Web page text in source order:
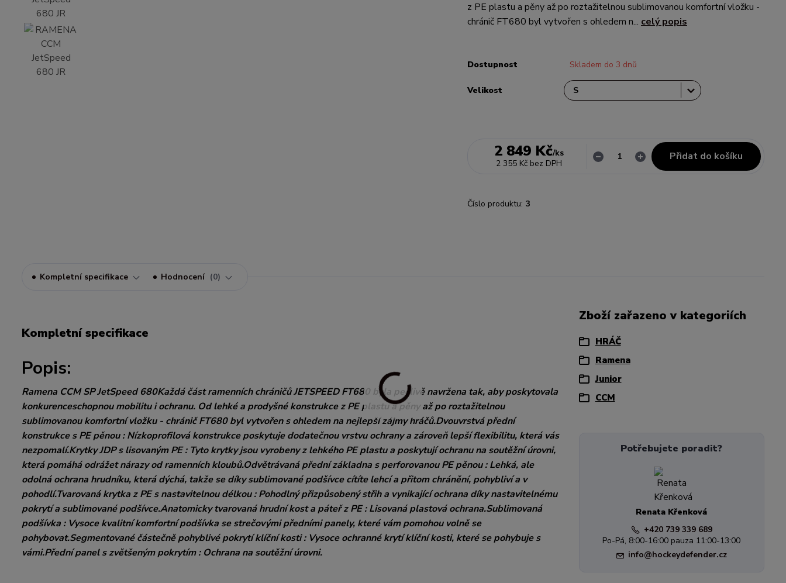
z PE plastu a pěny až po roztažitelnou sublimovanou komfortní vložku -
chránič FT680 byl vytvořen s ohledem n... celý popis
Dostupnost Skladem do 3 dnů
Velikost
2 849 Kč/ks
2 355 Kč bez DPH
Přidat do košíku
Číslo produktu: 3
Kompletní specifikace Hodnocení 0
Kompletní specifikace
Popis:
Ramena CCM SP JetSpeed 680Každá část ramenních chráničů JETSPEED FT680 byla pečlivě navržena tak, aby poskytovala
konkurenceschopnou mobilitu i ochranu. Od lehké a prodyšné konstrukce z PE plastu a pěny až po roztažitelnou
sublimovanou komfortní vložku - chránič FT680 byl vytvořen s ohledem na nejlepší zájmy hráčů.Dvouvrstvá přední
konstrukce s PE pěnou : Nízkoprofilová konstrukce poskytuje dodatečnou vrstvu ochrany a zároveň lepší flexibilitu, která vás
nezpomalí.Krytky JDP s lisovaným PE : Tyto krytky jsou vyrobeny z lehkého PE plastu a poskytují ochranu na soutěžní úrovni,
která pomáhá odrážet nárazy od ramenních kloubů.Odvětrávaná přední základna s perforovanou PE pěnou : Lehká, ale
odolná ochrana hrudníku, která dýchá, takže se díky sublimované podšívce cítíte lehcí a přitom chránění, pohybliví a v
pohodlí.Tvarovaná krytka z PE s nastavitelnou délkou : Pohodlný přizpůsobený střih a vynikající ochrana díky nastavitelnému
pokrytí a sublimované podšívce.Anatomicky tvarovaná hrudní kost a páteř z PE : Lisovaná plastová ochrana.Sublimovaná
podšívka : Vysoce kvalitní komfortní podšívka se strečovými předními panely, které vám pomohou volně se
pohybovat.Segmentované částečně pohyblivé pokrytí klíční kosti : Vysoce ochranné krytí klíční kosti, které se pohybuje s
vámi.Přední panel s zvětšeným pokrytím : Ochrana na soutěžní úrovni.
Zboží zařazeno v kategoriích
HRÁČ
Ramena
Junior
CCM
Potřebujete poradit?
Renata Křenková
+420 739 339 689
Po-Pá, 8:00-16:00 pauza 11:00-13:00
info@hockeydefender.cz